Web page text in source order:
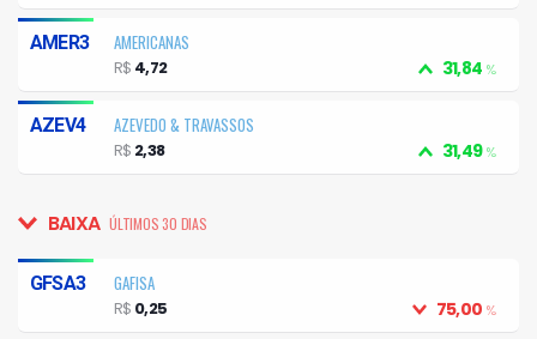
AMER3
AMERICANAS
31,84 %
R$ 4,72
AZEV4
AZEVEDO & TRAVASSOS
31,49%
R$ 2,38
BAIXA ÚLTIMOS 30 DIAS
GFSA3
GAFISA
75,00 %
R$ 0,25